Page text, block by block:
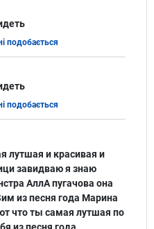
подобається
подобається
лутшая и красивая и
завидваю я знаю
АллА пугачова она
из песня года Марина
что ты самая лутшая по
из песня года